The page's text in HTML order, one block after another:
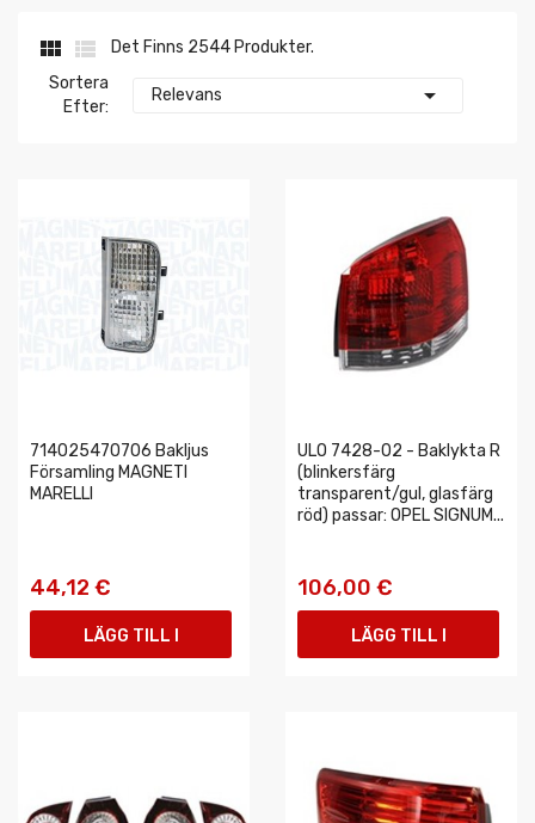
 
Det Finns 2544 Produkter.
Sortera
Efter:
Relevans 
714025470706 Bakljus
Församling MAGNETI
MARELLI
44,12 €
LÄGG TILL I
ULO 7428-02 - Baklykta R
(blinkersfärg
transparent/gul, glasfärg
röd) passar: OPEL SIGNUM...
106,00 €
LÄGG TILL I